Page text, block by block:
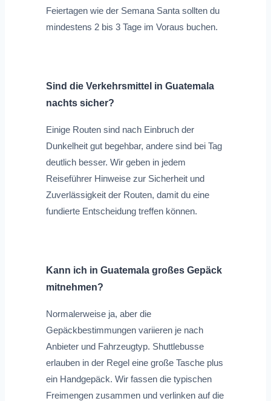
Feiertagen wie der Semana Santa sollten du
mindestens 2 bis 3 Tage im Voraus buchen.
Sind die Verkehrsmittel in Guatemala
nachts sicher?
Einige Routen sind nach Einbruch der
Dunkelheit gut begehbar, andere sind bei Tag
deutlich besser. Wir geben in jedem
Reiseführer Hinweise zur Sicherheit und
Zuverlässigkeit der Routen, damit du eine
fundierte Entscheidung treffen können.
Kann ich in Guatemala großes Gepäck
mitnehmen?
Normalerweise ja, aber die
Gepäckbestimmungen variieren je nach
Anbieter und Fahrzeugtyp. Shuttlebusse
erlauben in der Regel eine große Tasche plus
ein Handgepäck. Wir fassen die typischen
Freimengen zusammen und verlinken auf die